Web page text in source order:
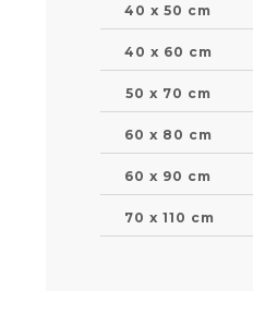
40 x 50 cm
40 x 60 cm
50 x 70 cm
60 x 80 cm
60 x 90 cm
70 x 110 cm